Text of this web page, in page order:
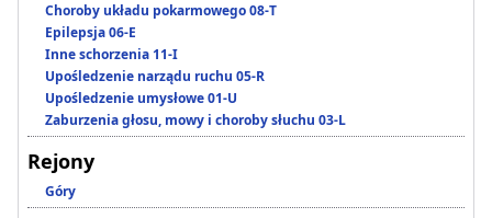
Choroby układu pokarmowego 08-T
Epilepsja 06-E
Inne schorzenia 11-I
Upośledzenie narządu ruchu 05-R
Upośledzenie umysłowe 01-U
Zaburzenia głosu, mowy i choroby słuchu 03-L
Rejony
Góry